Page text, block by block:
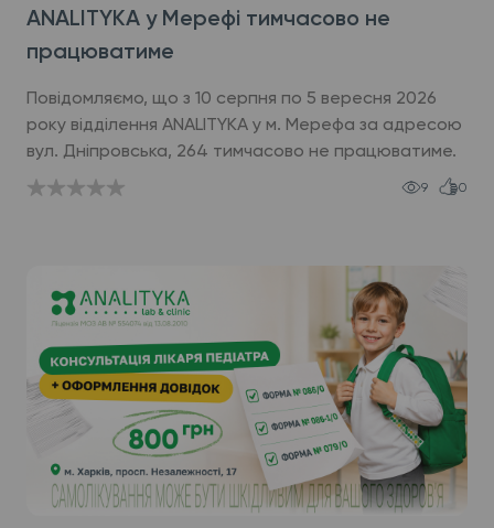
ANALITYKA у Мерефі тимчасово не
працюватиме
Повідомляємо, що з 10 серпня по 5 вересня 2026
року відділення ANALITYKA у м. Мерефа за адресою
вул. Дніпровська, 264 тимчасово не працюватиме.
9 0